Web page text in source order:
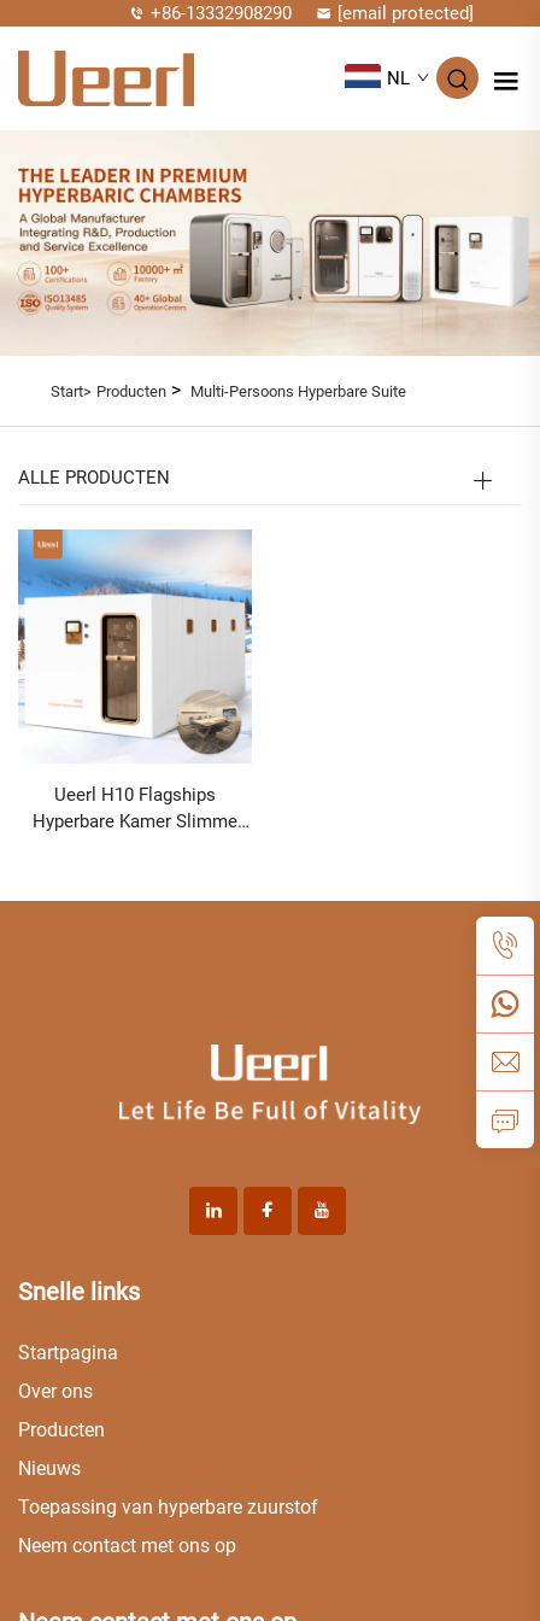
+86-13332908290 [email protected]
NL
Start> Producten> Multi-Persoons Hyperbare Suite
ALLE PRODUCTEN
Ueerl H10 Flagships
Hyperbare Kamer Slimme
Snelle links
Startpagina
Over ons
Producten
Nieuws
Toepassing van hyperbare zuurstof
Neem contact met ons op